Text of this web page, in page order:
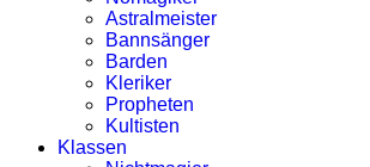
Astralmeister
Bannsänger
Barden
Kleriker
Propheten
Kultisten
Klassen